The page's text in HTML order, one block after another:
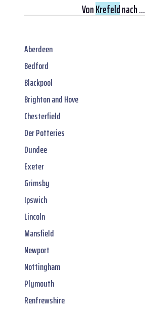
VonKrefeldnach ...
Aberdeen
Bedford
Blackpool
Brighton and Hove
Chesterfield
Der Potteries
Dundee
Exeter
Grimsby
Ipswich
Lincoln
Mansfield
Newport
Nottingham
Plymouth
Renfrewshire